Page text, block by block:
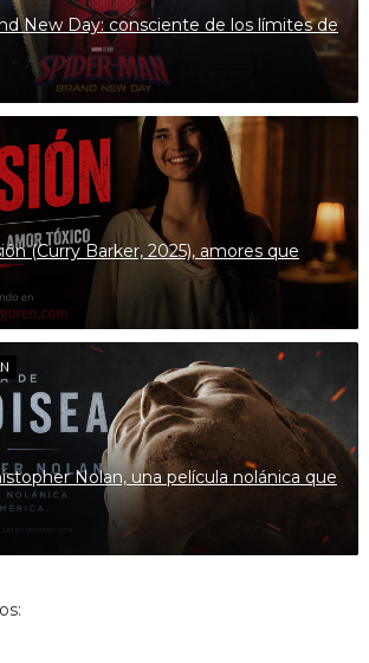
New Day: consciente de los límites de
(Curry Barker, 2025), amores que
Nolan, una película nolánica que